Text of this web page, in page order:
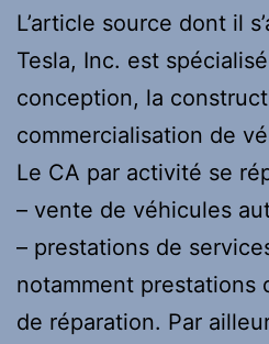
L’article source dont il
Tesla, Inc. est
conception, la
commercialisation de
Le CA par activité se
– vente de véhicules
– prestations de
notamment prestations
de réparation. Par